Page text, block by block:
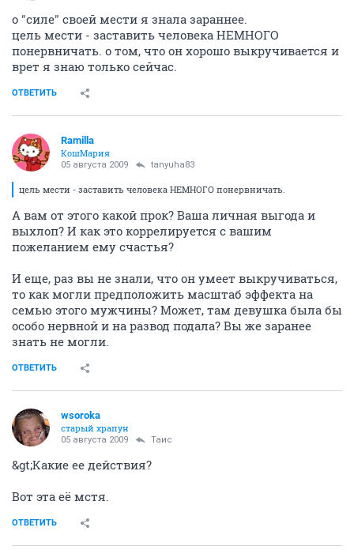
о "силе" своей мести я знала зараннее.
цель мести - заставить человека НЕМНОГО
понервничать. о том, что он хорошо выкручивается и
врет я знаю только сейчас.
ОТВЕТИТЬ
Ramilla
КошМария
05 августа 2009 tanyuha83
цель мести - заставить человека НЕМНОГО понервничать.
А вам от этого какой прок? Ваша личная выгода и
выхлоп? И как это коррелируется с вашим
пожеланием ему счастья?
И еще, раз вы не знали, что он умеет выкручиваться,
то как могли предположить масштаб эффекта на
семью этого мужчины? Может, там девушка была бы
особо нервной и на развод подала? Вы же заранее
знать не могли.
ОТВЕТИТЬ
wsoroka
старый храпун
05 августа 2009 Таис
&gt;Какие ее действия?
Вот эта её мстя.
ОТВЕТИТЬ